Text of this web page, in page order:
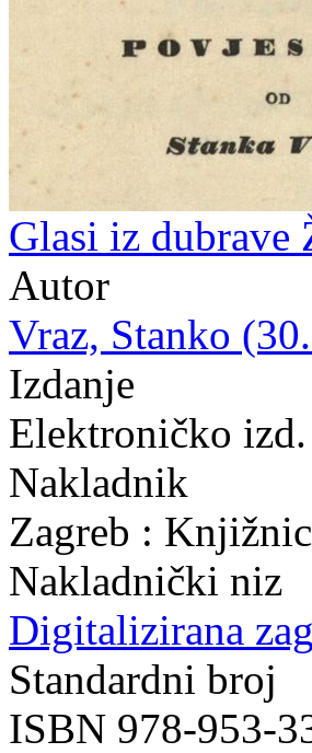
Glasi iz dubrave
Autor
Vraz, Stanko
Izdanje
Elektroničko
Nakladnik
Zagreb :
Nakladnički niz
Digitalizirana
Standardni broj
ISBN 978-953-